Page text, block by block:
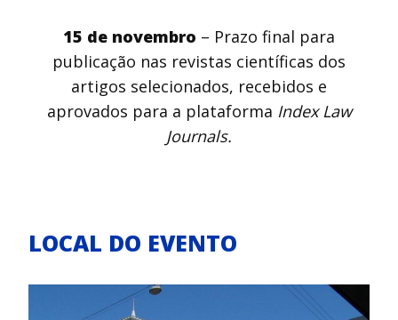
15 de novembro – Prazo final para
publicação nas revistas científicas dos
artigos selecionados, recebidos e
aprovados para a plataforma Index Law
Journals.
LOCAL DO EVENTO